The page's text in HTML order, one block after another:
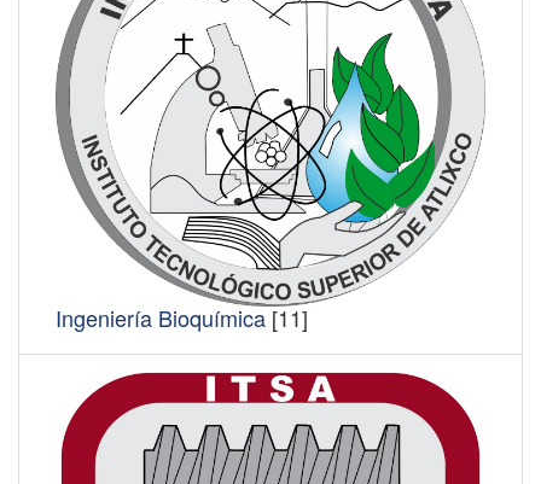
Ingeniería Bioquímica[11]